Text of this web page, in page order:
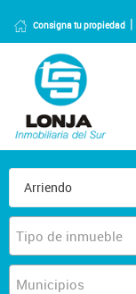
Consigna tu propiedad
Tipo de inmueble
Municipios